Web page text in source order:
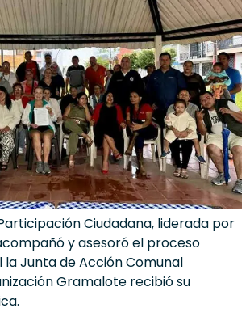
Ciudadana, liderada por
y asesoró el proceso
Junta de Acción Comunal
Gramalote recibió su